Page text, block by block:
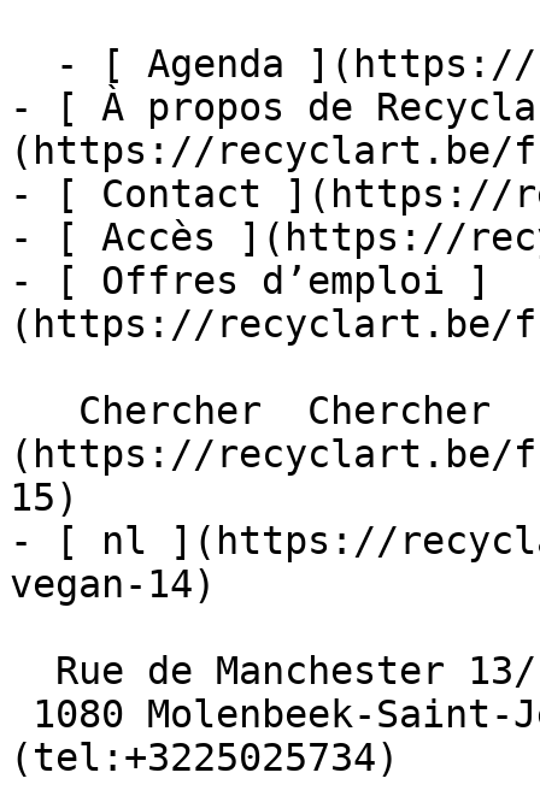
- [ À propos de
(https://recyclart.be/
- [ Contact ](https://
- [ Accès ](https://
- [ Offres d’emploi ]
(https://recyclart.be/
(https://recyclart.be/fr/
15)
- [ nl ](https://
vegan-14)
(tel:+3225025734)